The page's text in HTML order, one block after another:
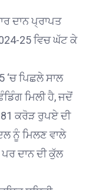
ਦਾਨ ਪ੍ਰਾਪਤ
25 ਵਿਚ ਘੱਟ ਕੇ
‘ਚ ਪਿਛਲੇ ਸਾਲ
ਮਿਲੀ ਹੈ, ਜਦੋਂ
ਕਰੋੜ ਰੁਪਏ ਦੀ
ਨੂੰ ਮਿਲਣ ਵਾਲੇ
ਦਾਨ ਦੀ ਕੁੱਲ